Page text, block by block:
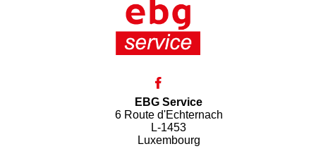
EBG Service
6 Route d'Echternach
L-1453
Luxembourg